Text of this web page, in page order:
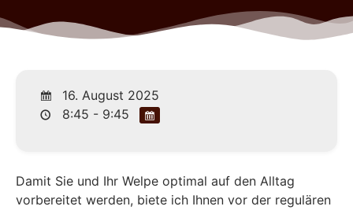
16. August 2025
8:45 - 9:45
Damit Sie und Ihr Welpe optimal auf den Alltag
vorbereitet werden, biete ich Ihnen vor der regulären